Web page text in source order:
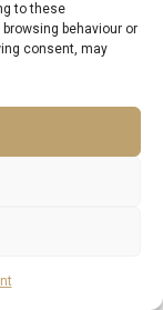
to these
behaviour or
consent, may
Private